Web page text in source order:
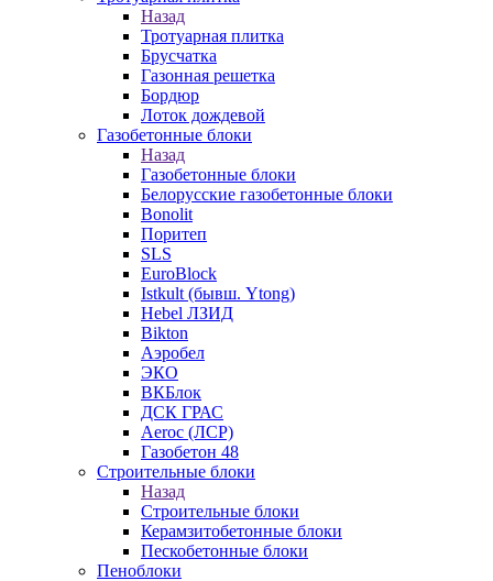
Назад
Тротуарная плитка
Брусчатка
Газонная решетка
Бордюр
Лоток дождевой
Газобетонные блоки
Назад
Газобетонные блоки
Белорусские газобетонные блоки
Bonolit
Поритеп
SLS
EuroBlock
Istkult (бывш. Ytong)
Hebel ЛЗИД
Bikton
Аэробел
ЭКО
ВКБлок
ДСК ГРАС
Aeroc (ЛСР)
Газобетон 48
Строительные блоки
Назад
Строительные блоки
Керамзитобетонные блоки
Пескобетонные блоки
Пеноблоки